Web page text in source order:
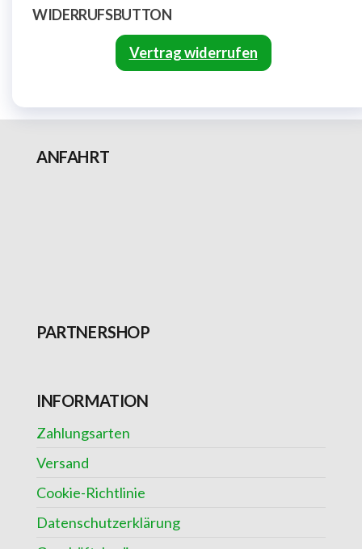
Unsere Angebote finden Sie auch auf folgenden
Verkaufsplattformen:
PARTNERSHOP
INFORMATION
Zahlungsarten